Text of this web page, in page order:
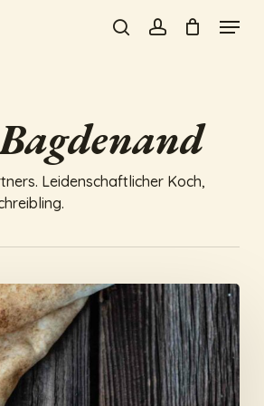
searchaccount
Menu
Leidenschaftlicher Koch,